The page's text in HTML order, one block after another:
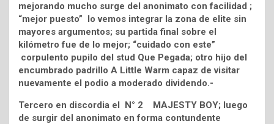
mejorando mucho surge del anonimato con facilidad ;
“mejor puesto” lo vemos integrar la zona de elite sin
mayores argumentos; su partida final sobre el
kilómetro fue de lo mejor; “cuidado con este”
corpulento pupilo del stud Que Pegada; otro hijo del
encumbrado padrillo A Little Warm capaz de visitar
nuevamente el podio a moderado dividendo.-
Tercero en discordia el N° 2 MAJESTY BOY; luego
de surgir del anonimato en forma contundente